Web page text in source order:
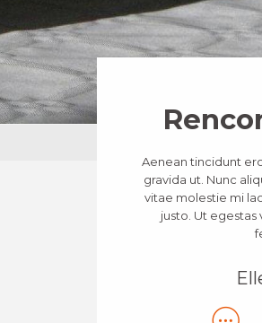
Aenean tincidunt
gravida ut. Nunc
vitae molestie mi
justo. Ut